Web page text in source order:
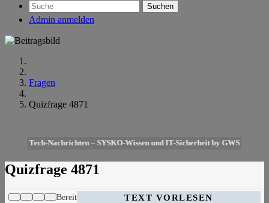
Suchen
Admin anmelden
Fragen
Quizfrage 4871
Tech-Nachrichten – SYSKO-Wissen und IT-Sicherheit by GWS
Quizfrage 4871
Bereit TEXT VORLESEN